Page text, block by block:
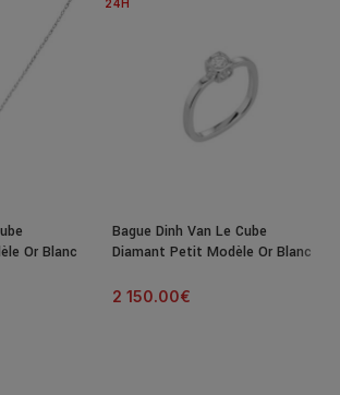
Or Blanc
24H
Bague Dinh Van Le Cube
Diamant Petit Modèle Or Blanc
2 150.00€